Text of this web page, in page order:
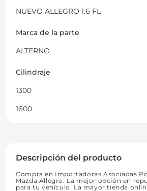
NUEVO ALLEGRO 1.6 FL
Marca de la parte
ALTERNO
Cilindraje
1300
1600
Descripción del producto
Compra en Importadoras Asociadas
Mazda Allegro. La mejor opción en
para tu vehículo. La mayor tienda